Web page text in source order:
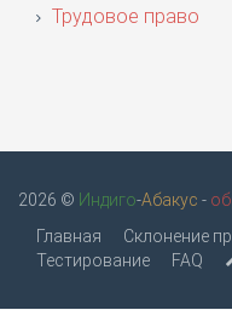
Трудовое право
2026 © Индиго-Абакус -
Главная
Склонение
Тестирование
FAQ